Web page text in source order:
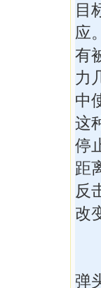
目
应
有
力
中
这
停
距
反
改
弹